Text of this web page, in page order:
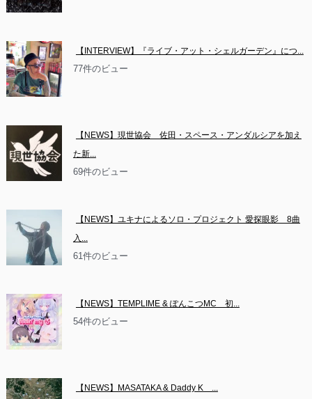
【INTERVIEW】『ライブ・アット・シェルガーデン』につ...
77件のビュー
【NEWS】現世協会　佐田・スペース・アンダルシアを加え
た新...
69件のビュー
【NEWS】ユキナによるソロ・プロジェクト 愛探眼影　8曲
入...
61件のビュー
【NEWS】TEMPLIME & ぽんこつMC　初...
54件のビュー
【NEWS】MASATAKA & Daddy K　...